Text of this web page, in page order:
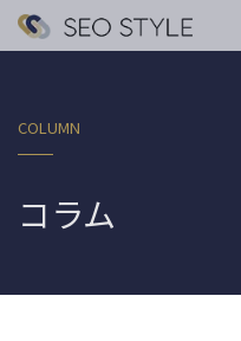
COLUMN
コラム